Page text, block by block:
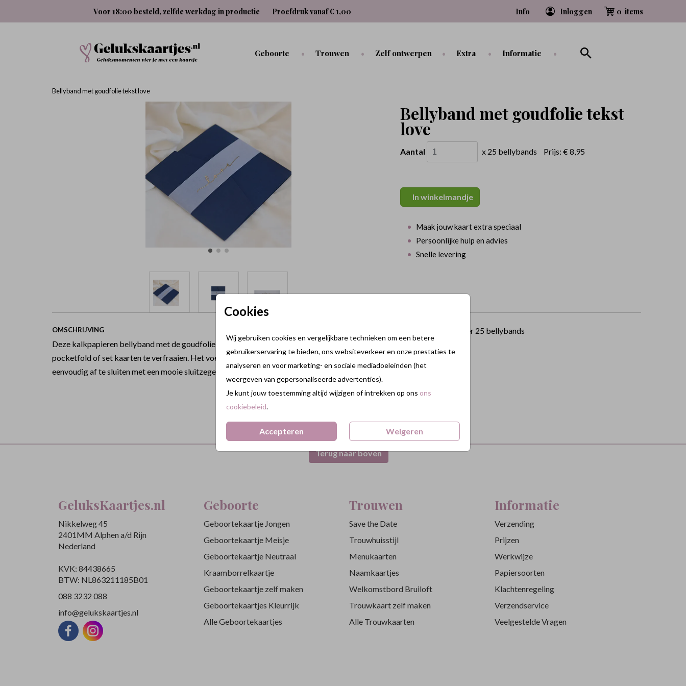
Voor 18:00 besteld, zelfde werkdag in productie Proefdruk vanaf € 1,00 Info Inloggen 0
Geboorte Trouwen Zelf ontwerpen Extra Informatie
Cookies
Wij gebruiken cookies en vergelijkbare technieken om een betere
gebruikerservaring te bieden, ons websiteverkeer en onze prestaties te
analyseren en voor marketing- en sociale mediadoeleinden (het
weergeven van gepersonaliseerde advertenties).
Je kunt jouw toestemming altijd wijzigen of intrekken op ons ons
cookiebeleid.
Accepteren Weigeren
Bellyband met goudfolie tekst love
Bellyband met goudfolie tekst
love
Aantal x 25 bellybands Prijs:€ 8,95
In winkelmandje
Maak jouw kaart extra speciaal
Persoonlijke hulp en advies
Snelle levering
OMSCHRIJVING
Deze kalkpapieren bellyband met de goudfolie tekst "Love" is een prachtige manier om een
pocketfold of set kaarten te verfraaien. Het voegt een romantische en luxe uitstraling toe en is
eenvoudig af te sluiten met een mooie sluitzegel.
per 25 bellybands
Terug naar boven
GeluksKaartjes.nl
Nikkelweg 45
2401MM Alphen a/d Rijn
Nederland
KVK: 84438665
BTW: NL863211185B01
088 3232 088
info@gelukskaartjes.nl
Geboorte
Geboortekaartje Jongen
Geboortekaartje Meisje
Geboortekaartje Neutraal
Kraamborrelkaartje
Geboortekaartje zelf maken
Geboortekaartjes Kleurrijk
Alle Geboortekaartjes
Trouwen
Save the Date
Trouwhuisstijl
Menukaarten
Naamkaartjes
Welkomstbord Bruiloft
Trouwkaart zelf maken
Alle Trouwkaarten
Informatie
Verzending
Prijzen
Werkwijze
Papiersoorten
Klachtenregeling
Verzendservice
Veelgestelde Vragen